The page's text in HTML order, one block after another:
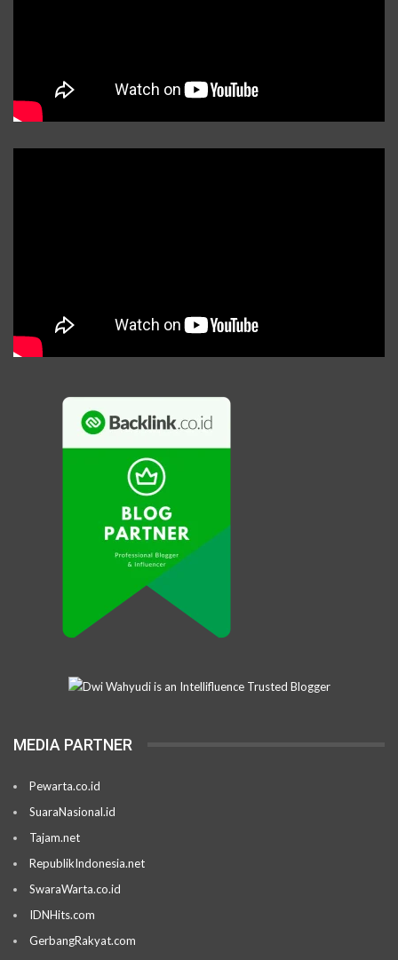
MEDIA PARTNER
Pewarta.co.id
SuaraNasional.id
Tajam.net
RepublikIndonesia.net
SwaraWarta.co.id
IDNHits.com
GerbangRakyat.com